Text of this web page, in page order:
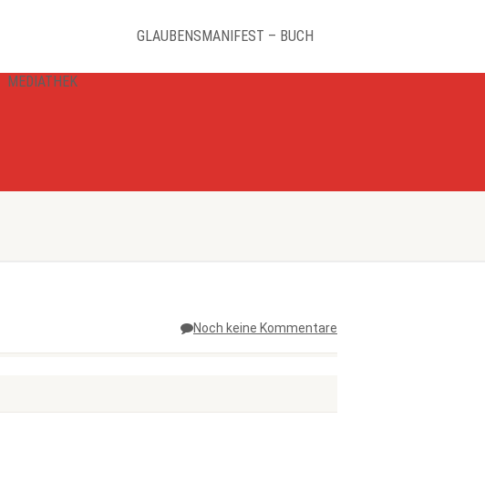
GLAUBENSMANIFEST – BUCH
MEDIATHEK
Noch keine Kommentare